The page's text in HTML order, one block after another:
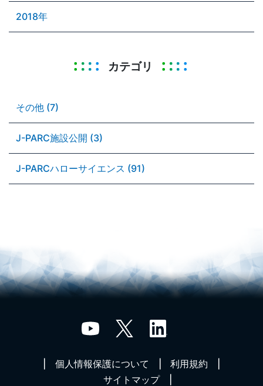
2018年
カテゴリ
その他 (7)
J-PARC施設公開 (3)
J-PARCハローサイエンス (91)
個人情報保護について
利用規約
サイトマップ